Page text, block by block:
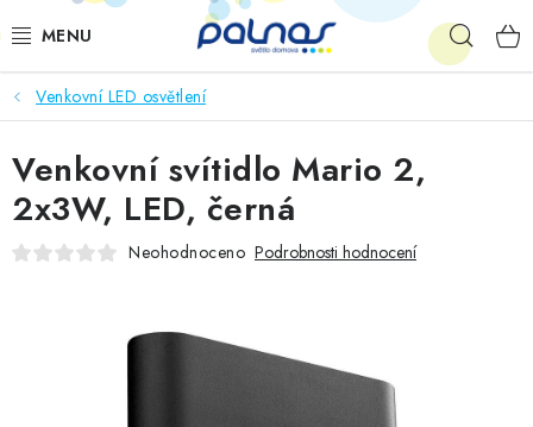
na
OSVĚTLENÍ INTERIÉRU
LED
VENKOVNÍ OSVĚTLENÍ
SHOWROOM
Venkovní LED osvětlení
Venkovní svítidlo Mario 2,
2x3W, LED, černá
Neohodnoceno Podrobnosti hodnocení